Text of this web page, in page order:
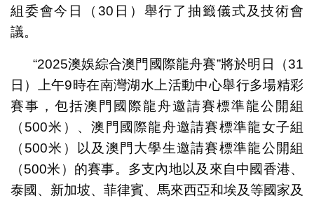
組委會今日（30日）舉行了抽籤儀式及技術會
議。
“2025澳娛綜合澳門國際龍舟賽”將於明日（31
日）上午9時在南灣湖水上活動中心舉行多場精彩
賽事，包括澳門國際龍舟邀請賽標準龍公開組
（500米）、澳門國際龍舟邀請賽標準龍女子組
（500米）以及澳門大學生邀請賽標準龍公開組
（500米）的賽事。多支內地以及來自中國香港、
泰國、新加坡、菲律賓、馬來西亞和埃及等國家及